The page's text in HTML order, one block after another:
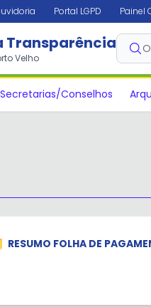
Portal LGPD Painel
Transparência
Velho
Secretarias/Conselhos
RESUMO FOLHA DE